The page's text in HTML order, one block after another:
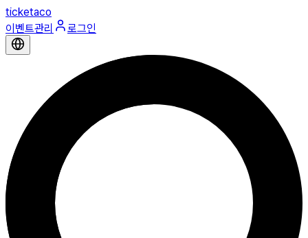
ticketaco
이벤트관리
로그인